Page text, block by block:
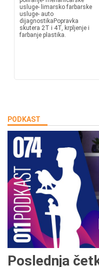
usluge- limarsko farbarske
usluge- auto
dijagnostikaPopravka
skutera 2T i 4T, krpljenje i
farbanje plastika.
PODKAST
Poslednja